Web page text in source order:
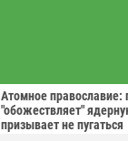
Атомное православие:
"обожествляет"
призывает не пугаться